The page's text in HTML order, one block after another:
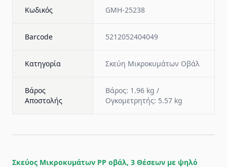
Κωδικός GMH-25238
Barcode 5212052404049
Κατηγορία Σκεύη Μικροκυμάτων Οβάλ
Βάρος
Αποστολής
Βάρος: 1.96 kg /
Ογκομετρητής: 5.57 kg
Σκεύος Μικροκυμάτων PP οβάλ, 3 Θέσεων με ψηλό